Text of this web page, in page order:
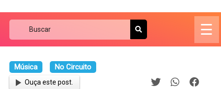
☰
Música No Circuito
Ouça este post.